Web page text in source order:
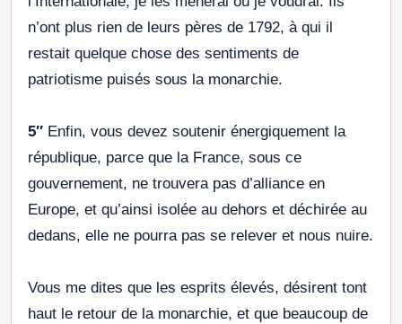
n’ont plus rien de leurs pères de 1792, à qui il
restait quelque chose des sentiments de
patriotisme puisés sous la monarchie.
5″ Enfin, vous devez soutenir énergiquement la
république, parce que la France, sous ce
gouvernement, ne trouvera pas d’alliance en
Europe, et qu’ainsi isolée au dehors et déchirée au
dedans, elle ne pourra pas se relever et nous nuire.
Vous me dites que les esprits élevés, désirent tont
haut le retour de la monarchie, et que beaucoup de